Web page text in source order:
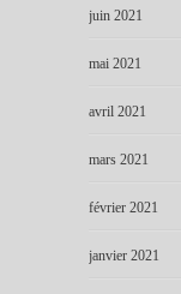
juin 2021
mai 2021
avril 2021
mars 2021
février 2021
janvier 2021